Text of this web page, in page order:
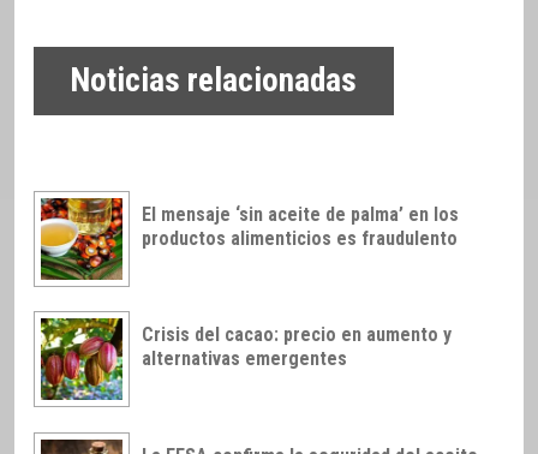
Noticias relacionadas
El mensaje ‘sin aceite de palma’ en los
productos alimenticios es fraudulento
Crisis del cacao: precio en aumento y
alternativas emergentes